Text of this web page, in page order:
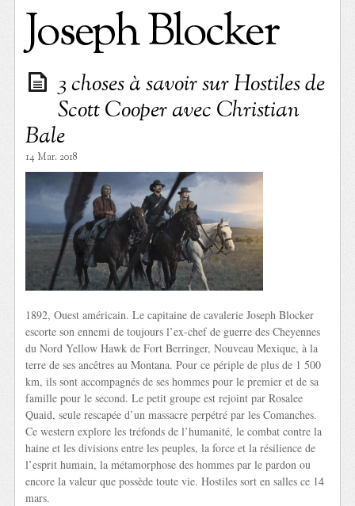
Joseph Blocker
3 choses à savoir sur Hostiles de
Scott Cooper avec Christian
Bale
14 Mar. 2018
1892, Ouest américain. Le capitaine de cavalerie Joseph Blocker
escorte son ennemi de toujours l’ex-chef de guerre des Cheyennes
du Nord Yellow Hawk de Fort Berringer, Nouveau Mexique, à la
terre de ses ancêtres au Montana. Pour ce périple de plus de 1 500
km, ils sont accompagnés de ses hommes pour le premier et de sa
famille pour le second. Le petit groupe est rejoint par Rosalee
Quaid, seule rescapée d’un massacre perpétré par les Comanches.
Ce western explore les tréfonds de l’humanité, le combat contre la
haine et les divisions entre les peuples, la force et la résilience de
l’esprit humain, la métamorphose des hommes par le pardon ou
encore la valeur que possède toute vie. Hostiles sort en salles ce 14
mars.